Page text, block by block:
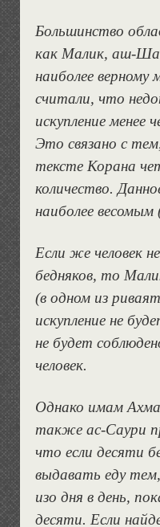
Большинство
как Малик, аш-
наиболее верному
считали, что
искупление менее
Это связано с
тексте Корана
количество.
наиболее
Если же человек
бедняков, то
(в одном из
искупление не
не будет
человек.
Однако имам
также ас-Саури
что если десяти
выдавать еду
изо дня в день,
десяти. Если